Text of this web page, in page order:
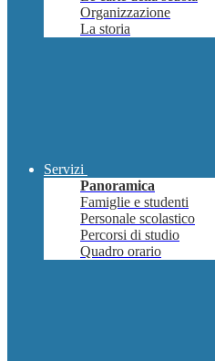
Organizzazione
La storia
Servizi
Panoramica
Famiglie e studenti
Personale scolastico
Percorsi di studio
Quadro orario